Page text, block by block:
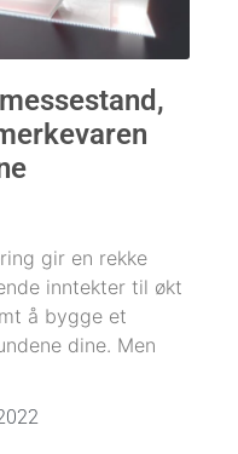
gir en rekke
inntekter til økt
å bygge et
dine. Men